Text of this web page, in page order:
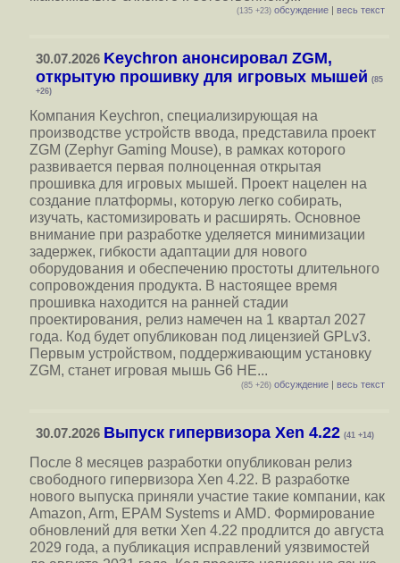
(135 +23) обсуждение | весь текст
30.07.2026 Keychron анонсировал ZGM,
открытую прошивку для игровых мышей (85
+26)
Компания Keychron, специализирующая на
производстве устройств ввода, представила проект
ZGM (Zephyr Gaming Mouse), в рамках которого
развивается первая полноценная открытая
прошивка для игровых мышей. Проект нацелен на
создание платформы, которую легко собирать,
изучать, кастомизировать и расширять. Основное
внимание при разработке уделяется минимизации
задержек, гибкости адаптации для нового
оборудования и обеспечению простоты длительного
сопровождения продукта. В настоящее время
прошивка находится на ранней стадии
проектирования, релиз намечен на 1 квартал 2027
года. Код будет опубликован под лицензией GPLv3.
Первым устройством, поддерживающим установку
ZGM, станет игровая мышь G6 HE...
(85 +26) обсуждение | весь текст
30.07.2026 Выпуск гипервизора Xen 4.22 (41 +14)
После 8 месяцев разработки опубликован релиз
свободного гипервизора Xen 4.22. В разработке
нового выпуска приняли участие такие компании, как
Amazon, Arm, EPAM Systems и AMD. Формирование
обновлений для ветки Xen 4.22 продлится до августа
2029 года, а публикация исправлений уязвимостей